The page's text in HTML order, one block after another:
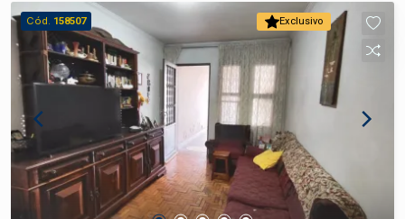
Exclusivo
Cód. 158507